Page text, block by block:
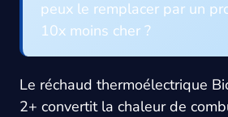
peux le remplacer par un
10x moins cher ?
Le réchaud thermoélectrique
2+ convertit la chaleur de